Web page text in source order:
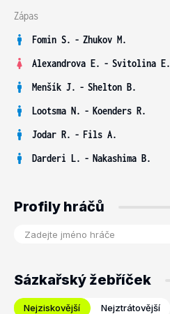
Zápas
Fomin S. - Zhukov M.
Alexandrova E. - Svitolina E.
Menšík J. - Shelton B.
Lootsma N. - Koenders R.
Jodar R. - Fils A.
Darderi L. - Nakashima B.
Profily hráčů
Sázkařský žebříček
Nejziskovější Nejztrátovější